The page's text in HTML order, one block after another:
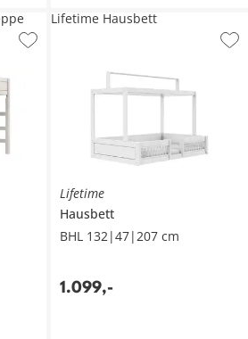
Lifetime
Hausbett
BHL 132|47|207 cm
1.099,-
Lifetime Hausbett